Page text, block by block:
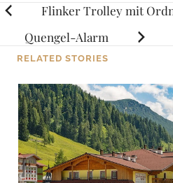
Posts
navigation
Flinker Trolley mit
Quengel-Alarm
RELATED STORIES